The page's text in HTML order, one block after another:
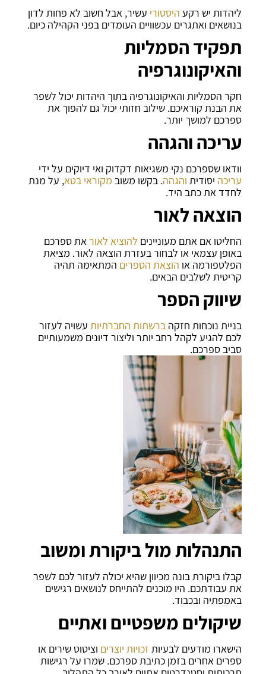
ליהדות יש רקע היסטורי עשיר, אבל חשוב לא פחות לדון
בנושאים ואתגרים עכשוויים העומדים בפני הקהילה כיום.
תפקיד הסמליות
והאיקונוגרפיה
חקר הסמליות והאיקונוגרפיה בתוך היהדות יכול לשפר
את הבנת קוראיכם. שילוב חזותי יכול גם להפוך את
ספרכם למושך יותר.
עריכה והגהה
וודאו שספרכם נקי משגיאות דקדוק ואי דיוקים על ידי
עריכה יסודית והגהה. בקשו משוב מקוראי בטא, על מנת
לחדד את כתב היד.
הוצאה לאור
החליטו אם אתם מעוניינים להוציא לאוראת ספרכם
באופן עצמאי או לבחור בעזרת הוצאה לאור. מציאת
הפלטפורמה או הוצאת הספרים המתאימה תהיה
קריטית לשלבים הבאים.
שיווק הספר
בניית נוכחות חזקהברשתות החברתיות עשויה לעזור
לכם להגיע לקהל רחב יותר וליצור דיונים משמעותיים
סביב ספרכם.
התנהלות מול ביקורת ומשוב
קבלו ביקורת בונה מכיוון שהיא יכולה לעזור לכם לשפר
את עבודתכם. היו מוכנים להתייחס לנושאים רגישים
באמפתיה ובכבוד.
שיקולים משפטיים ואתיים
הישארו מודעים לבעיות זכויות יוצרים וציטוט שירים או
ספרים אחרים בזמן כתיבת ספרכם. שמרו על רגישות